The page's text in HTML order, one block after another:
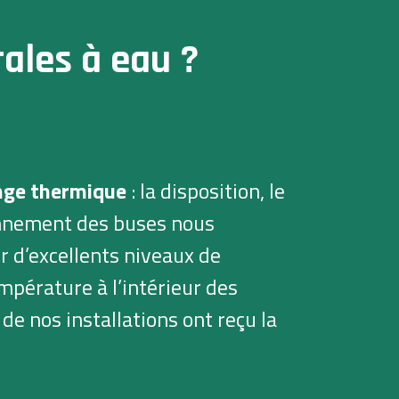
à eau ?
thermique: la disposition, le
des buses nous
niveaux de
à l’intérieur des
nos installations ont reçu la